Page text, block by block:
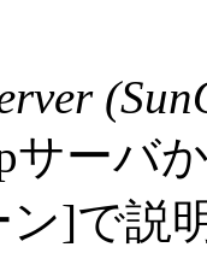
サーバ
ン]で説